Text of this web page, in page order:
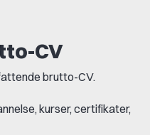
CV
brutto-CV.
kurser, certifikater,